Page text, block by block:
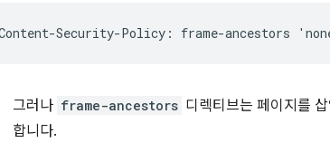
그러나 frame-ancestors 디렉티브는 페이지를
합니다.